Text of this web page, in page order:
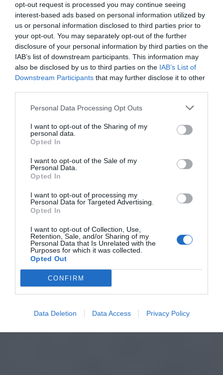
opt-out request is processed you may continue seeing
interest-based ads based on personal information utilized by
us or personal information disclosed to third parties prior to
your opt-out. You may separately opt-out of the further
disclosure of your personal information by third parties on the
IAB’s list of downstream participants. This information may
also be disclosed by us to third parties on the IAB’s List of
Downstream Participants that may further disclose it to other
Personal Data Processing Opt Outs
I want to opt-out of the Sharing of my
personal data.
Opted In
I want to opt-out of the Sale of my
Personal Data.
Opted In
I want to opt-out of processing my
Personal Data for Targeted Advertising.
Opted In
I want to opt-out of Collection, Use,
Retention, Sale, and/or Sharing of my
Personal Data that Is Unrelated with the
Purposes for which it was collected.
Opted Out
CONFIRM
Data Deletion Data Access Privacy Policy